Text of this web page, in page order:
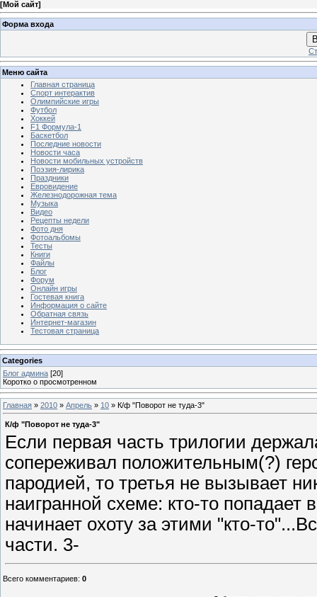
[Мой сайт]
Форма входа
Меню сайта
Главная страница
Спорт интерактив
Олимпийские игры
Футбол
Хоккей
F1 Формула-1
Баскетбол
Последние новости
Новости часа
Новости мобильных устройств
Поэзия-лирика
Праздники
Евровидение
Железнодорожная тема
Музыка
Видео
Рецепты недели
Фото дня
Фотоальбомы
Тесты
Книги
Файлы
Блог
Форум
Онлайн игры
Гостевая книга
Информация о сайте
Обратная связь
Интернет-магазин
Тестовая страница
Categories
Блог админа [20]
Коротко о просмотренном
Главная » 2010 » Апрель » 10 » К/ф "Поворот не туда-3"
К/ф "Поворот не туда-3"
Если первая часть трилогии
сопереживал положительным(?)
пародией, то третья не вызывает
наигранной схеме: кто-то попадает
начинает охоту за этими "кто-
части. 3-
Всего комментариев: 0